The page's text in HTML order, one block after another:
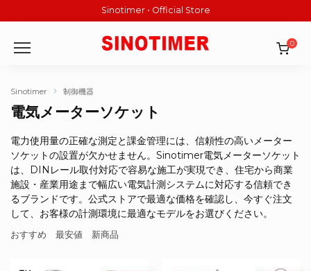
to
Sinotimer • Official Store
0
Sinotimer 制御機器
電気メーターソケット
電力使用量の正確な測定と課金管理には、信頼性の高いメーター
ソケットの設置が欠かせません。Sinotimer電気メーターソケット
は、DINレール取付対応で容易な施工が実現でき、住宅から商業
施設・産業用途まで幅広い電気計測システムに対応する信頼でき
るブランドです。公式ストアで最適な価格を確認し、今すぐ注文
して、お客様の計測環境に最適なモデルをお選びください。
おすすめ 最安値 新商品